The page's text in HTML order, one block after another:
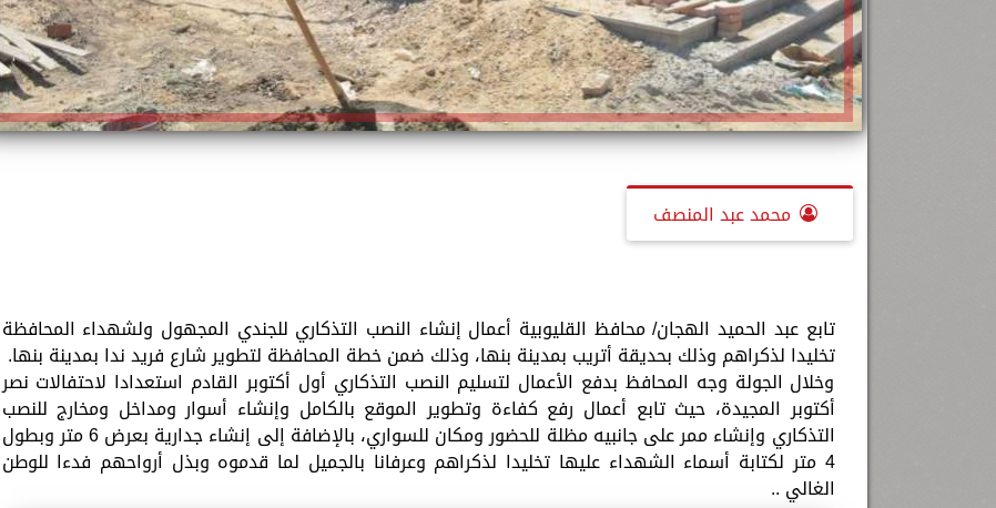
محمد عبد المنصف
تابع عبد الحميد الهجان/ محافظ القليوبية أعمال إنشاء النصب التذكاري للجندي المجهول ولشهداء المحافظة
تخليدا لذكراهم وذلك بحديقة أتريب بمدينة بنها، وذلك ضمن خطة المحافظة لتطوير شارع فريد ندا بمدينة بنها.
وخلال الجولة وجه المحافظ بدفع الأعمال لتسليم النصب التذكاري أول أكتوبر القادم استعدادا لاحتفالات نصر
أكتوبر المجيدة، حيث تابع أعمال رفع كفاءة وتطوير الموقع بالكامل وإنشاء أسوار ومداخل ومخارج للنصب
التذكاري وإنشاء ممر على جانبيه مظلة للحضور ومكان للسواري، بالإضافة إلى إنشاء جدارية بعرض 6 متر وبطول
4 متر لكتابة أسماء الشهداء عليها تخليدا لذكراهم وعرفانا بالجميل لما قدموه وبذل أرواحهم فدءا للوطن
الغالي ..